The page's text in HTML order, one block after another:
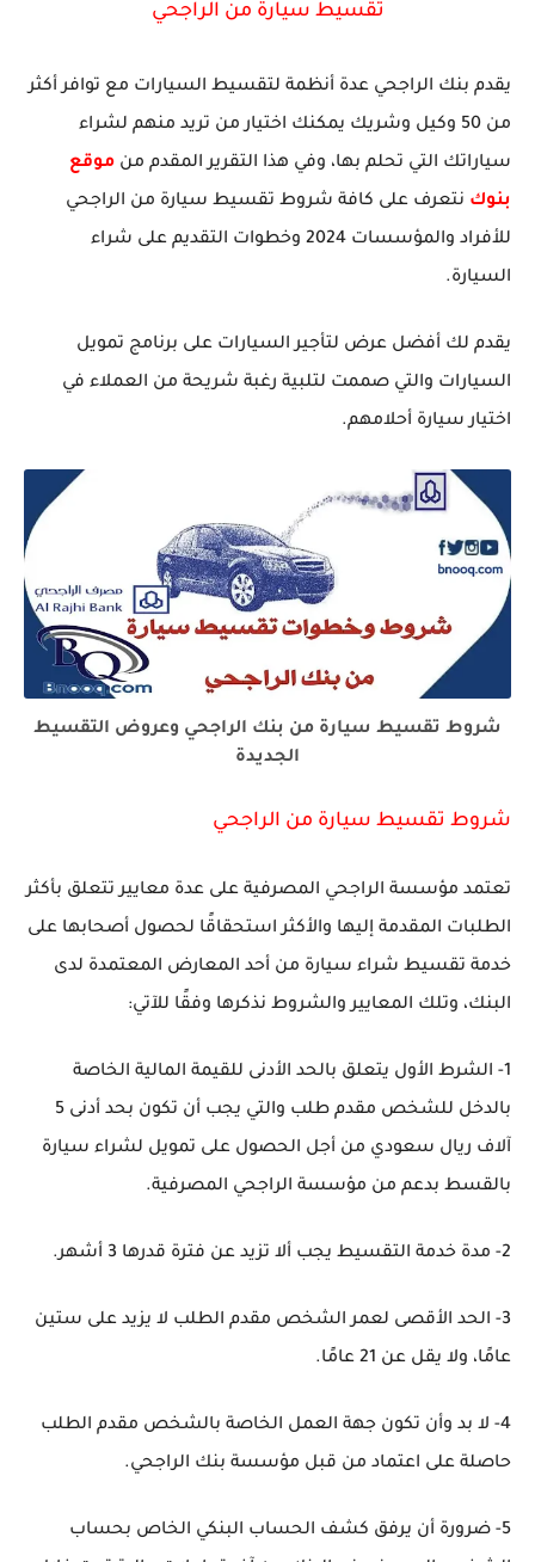
تقسيط سيارة من الراجحي
يقدم بنك الراجحي عدة أنظمة لتقسيط السيارات مع توافر أكثر
من 50 وكيل وشريك يمكنك اختيار من تريد منهم لشراء
سياراتك التي تحلم بها، وفي هذا التقرير المقدم من موقع
بنوك نتعرف على كافة شروط تقسيط سيارة من الراجحي
للأفراد والمؤسسات 2024 وخطوات التقديم على شراء
السيارة.
يقدم لك أفضل عرض لتأجير السيارات على برنامج تمويل
السيارات والتي صممت لتلبية رغبة شريحة من العملاء في
اختيار سيارة أحلامهم.
شروط تقسيط سيارة من بنك الراجحي وعروض التقسيط
الجديدة
شروط تقسيط سيارة من الراجحي
تعتمد مؤسسة الراجحي المصرفية على عدة معايير تتعلق بأكثر
الطلبات المقدمة إليها والأكثر استحقاقًا لحصول أصحابها على
خدمة تقسيط شراء سيارة من أحد المعارض المعتمدة لدى
البنك، وتلك المعايير والشروط نذكرها وفقًا للآتي:
1- الشرط الأول يتعلق بالحد الأدنى للقيمة المالية الخاصة
بالدخل للشخص مقدم طلب والتي يجب أن تكون بحد أدنى 5
آلاف ريال سعودي من أجل الحصول على تمويل لشراء سيارة
بالقسط بدعم من مؤسسة الراجحي المصرفية.
2- مدة خدمة التقسيط يجب ألا تزيد عن فترة قدرها 3 أشهر.
3- الحد الأقصى لعمر الشخص مقدم الطلب لا يزيد على ستين
عامًا، ولا يقل عن 21 عامًا.
4- لا بد وأن تكون جهة العمل الخاصة بالشخص مقدم الطلب
حاصلة على اعتماد من قبل مؤسسة بنك الراجحي.
5- ضرورة أن يرفق كشف الحساب البنكي الخاص بحساب